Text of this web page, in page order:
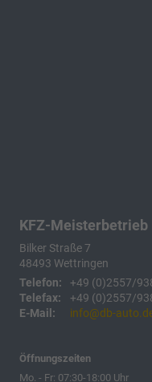
KFZ-Meisterbetrieb
Bilker Straße 7
48493 Wettringen
Telefon:
+49 (0)2557/
Telefax:
+49 (0)2557/
E-Mail:
info@db-
Öffnungszeiten
Mo. - Fr: 07:30-18:00 Uhr